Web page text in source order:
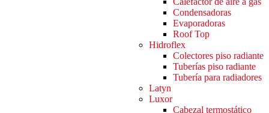
Condensadoras
Evaporadoras
Roof Top
Hidroflex
Colectores piso radiante
Tuberías piso radiante
Tubería para radiadores
Latyn
Luxor
Cabezal termostático